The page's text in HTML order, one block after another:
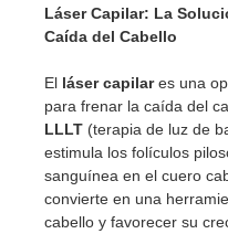
Láser Capilar: La
Caída del Cabello
El láser capilares una
para frenar la caída del
LLLT (terapia de luz de
estimula los folículos
sanguínea en el cuero
convierte en una
cabello y favorecer su